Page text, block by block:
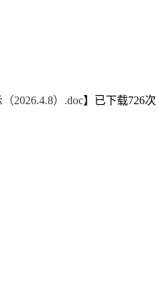
2026.4.8）.doc】已下载726次